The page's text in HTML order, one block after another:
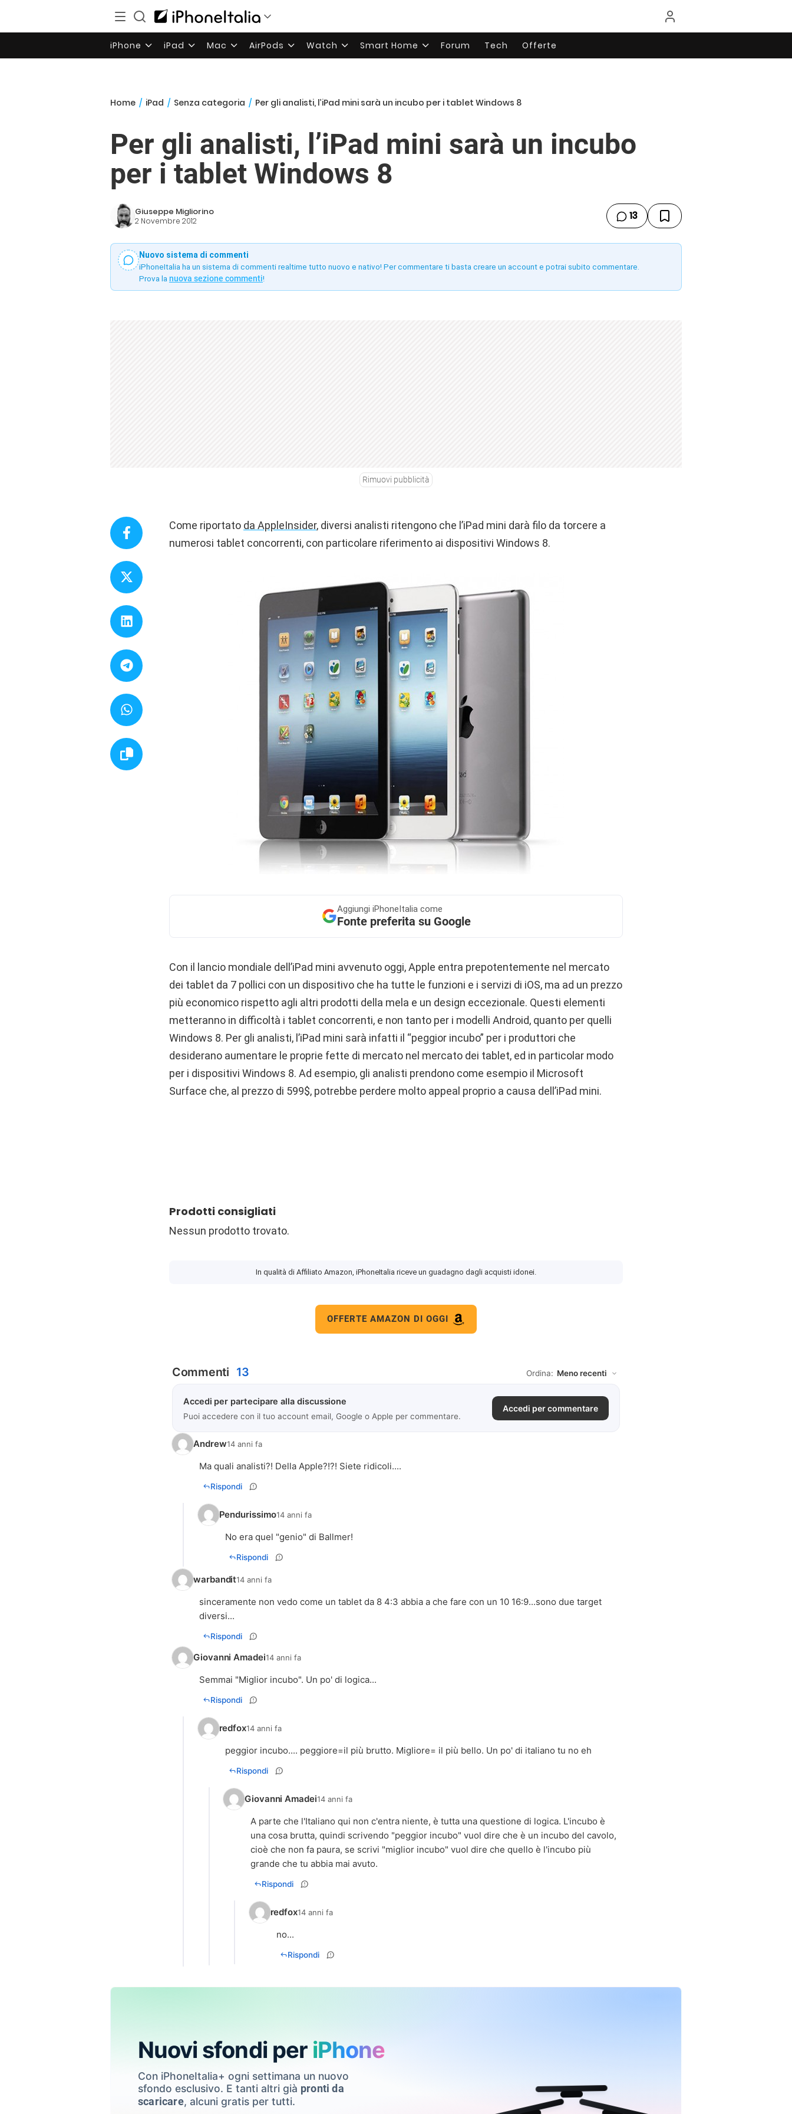
iPhone iPad Mac AirPods Watch Smart Home Forum Tech Offerte
Home / iPad / Senza categoria / Per gli analisti, l’iPad mini sarà un incubo per i tablet Windows 8
Per gli analisti, l’iPad mini sarà un incubo
per i tablet Windows 8
Giuseppe Migliorino
2 Novembre 2012 13
Nuovo sistema di commenti
iPhoneItalia ha un sistema di commenti realtime tutto nuovo e nativo! Per commentare ti basta creare un account e potrai subito commentare.
Prova la nuova sezione commenti!
Rimuovi pubblicità
Come riportato da AppleInsider, diversi analisti ritengono che l’iPad mini darà filo da torcere a
numerosi tablet concorrenti, con particolare riferimento ai dispositivi Windows 8.
Aggiungi iPhoneItalia come
Fonte preferita su Google
Con il lancio mondiale dell’iPad mini avvenuto oggi, Apple entra prepotentemente nel mercato
dei tablet da 7 pollici con un dispositivo che ha tutte le funzioni e i servizi di iOS, ma ad un prezzo
più economico rispetto agli altri prodotti della mela e un design eccezionale. Questi elementi
metteranno in difficoltà i tablet concorrenti, e non tanto per i modelli Android, quanto per quelli
Windows 8. Per gli analisti, l’iPad mini sarà infatti il “peggior incubo” per i produttori che
desiderano aumentare le proprie fette di mercato nel mercato dei tablet, ed in particolar modo
per i dispositivi Windows 8. Ad esempio, gli analisti prendono come esempio il Microsoft
Surface che, al prezzo di 599$, potrebbe perdere molto appeal proprio a causa dell’iPad mini.
Prodotti consigliati
Nessun prodotto trovato.
In qualità di Affiliato Amazon, iPhoneItalia riceve un guadagno dagli acquisti idonei.
OFFERTE AMAZON DI OGGI
Commenti 13 Ordina:
Accedi per partecipare alla discussione
Puoi accedere con il tuo account email, Google o Apple per commentare.
Accedi per commentare
Andrew14 anni fa
Ma quali analisti?! Della Apple?!?! Siete ridicoli....
Rispondi
Pendurissimo14 anni fa
No era quel "genio" di Ballmer!
Rispondi
warbandit14 anni fa
sinceramente non vedo come un tablet da 8 4:3 abbia a che fare con un 10 16:9...sono due target
diversi...
Rispondi
Giovanni Amadei14 anni fa
Semmai "Miglior incubo". Un po' di logica...
Rispondi
redfox14 anni fa
peggior incubo.... peggiore=il più brutto. Migliore= il più bello. Un po' di italiano tu no eh
Rispondi
Giovanni Amadei14 anni fa
A parte che l'Italiano qui non c'entra niente, è tutta una questione di logica. L'incubo è
una cosa brutta, quindi scrivendo "peggior incubo" vuol dire che è un incubo del cavolo,
cioè che non fa paura, se scrivi "miglior incubo" vuol dire che quello è l'incubo più
grande che tu abbia mai avuto.
Rispondi
redfox14 anni fa
no...
Rispondi
Nuovi sfondi per iPhone
Con iPhoneItalia+ ogni settimana un nuovo
sfondo esclusivo. E tanti altri già pronti da
scaricare, alcuni gratis per tutti.